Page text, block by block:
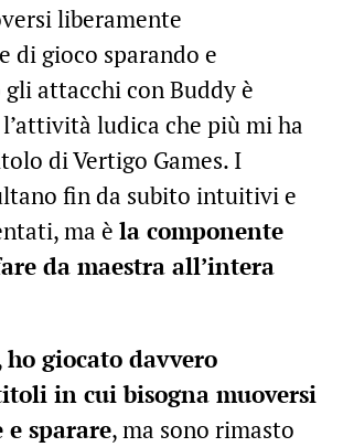
liberamente
di gioco sparando e
attacchi con Buddy è
ludica che più mi ha
di Vertigo Games. I
fin da subito intuitivi e
ma è la componente
da maestra all’intera
ho giocato davvero
in cui bisogna muoversi
sparare, ma sono rimasto